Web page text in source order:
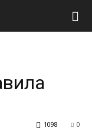
0
1098